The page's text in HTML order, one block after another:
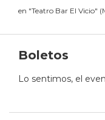
en "Teatro Bar El Vicio" (
Boletos
Lo sentimos, el